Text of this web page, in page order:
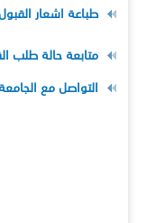
طباعة اشعار
متابعة حالة طلب
التواصل مع